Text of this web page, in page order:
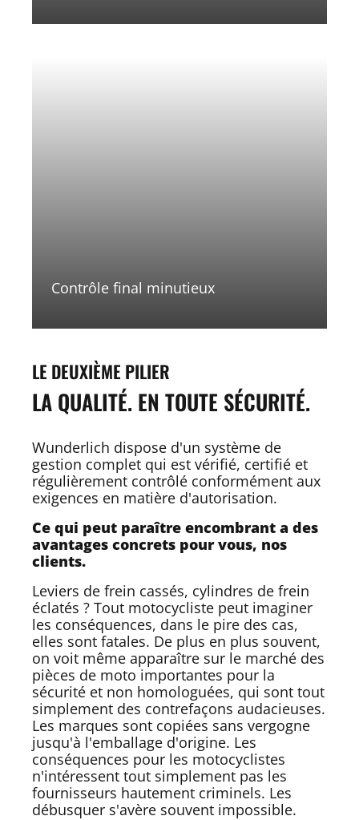
Contrôle final minutieux
LE DEUXIÈME PILIER
LA QUALITÉ. EN TOUTE SÉCURITÉ.
Wunderlich dispose d'un système de
gestion complet qui est vérifié, certifié et
régulièrement contrôlé conformément aux
exigences en matière d'autorisation.
Ce qui peut paraître encombrant a des
avantages concrets pour vous, nos
clients.
Leviers de frein cassés, cylindres de frein
éclatés ? Tout motocycliste peut imaginer
les conséquences, dans le pire des cas,
elles sont fatales. De plus en plus souvent,
on voit même apparaître sur le marché des
pièces de moto importantes pour la
sécurité et non homologuées, qui sont tout
simplement des contrefaçons audacieuses.
Les marques sont copiées sans vergogne
jusqu'à l'emballage d'origine. Les
conséquences pour les motocyclistes
n'intéressent tout simplement pas les
fournisseurs hautement criminels. Les
débusquer s'avère souvent impossible.